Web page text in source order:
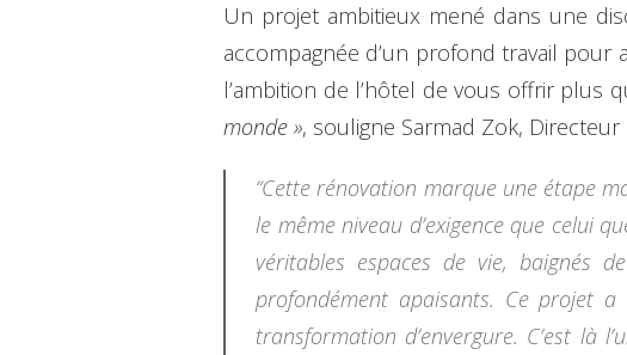
Un projet ambitieux mené dans une
accompagnée d’un profond travail
l’ambition de l’hôtel de vous offrir plus
monde », souligne Sarmad Zok,
“Cette rénovation marque une étape
le même niveau d’exigence que celui
véritables espaces de vie, baignés
profondément apaisants. Ce projet
transformation d’envergure. C’est là